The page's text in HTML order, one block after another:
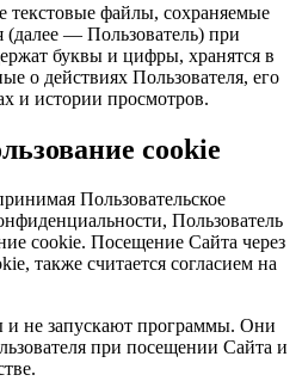
файлы, сохраняемые
(далее — Пользователь) при
буквы и цифры, хранятся в
о действиях Пользователя, его
и истории просмотров.
cookie
Пользовательское
Пользователь
cookie. Посещение Сайта через
также считается согласием на
и не запускают программы. Они
при посещении Сайта и